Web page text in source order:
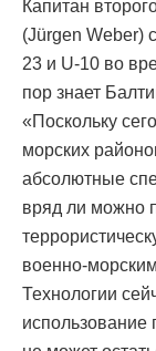
Капитан
(Jürgen Weber)
23 и U-10 во
пор знает
«Поскольку
морских
абсолютные
вряд ли можно
военно-
Технологии
использование